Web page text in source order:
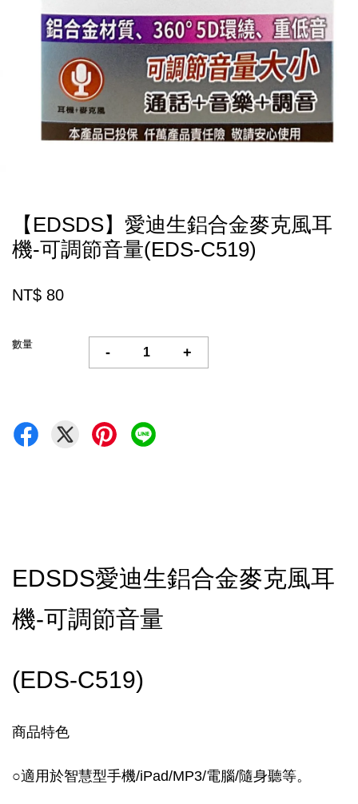
【EDSDS】愛迪生鋁合金麥克風耳
機-可調節音量(EDS-C519)
NT$ 80
數量
- +
EDSDS愛迪生鋁合金麥克風耳
機-可調節音量
(EDS-C519)
商品特色
○適用於智慧型手機/iPad/MP3/電腦/隨身聽等。